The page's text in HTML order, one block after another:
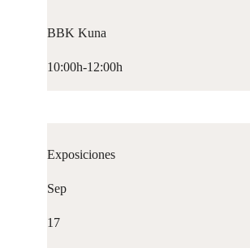
BBK Kuna
10:00h-12:00h
Exposiciones
Sep
17